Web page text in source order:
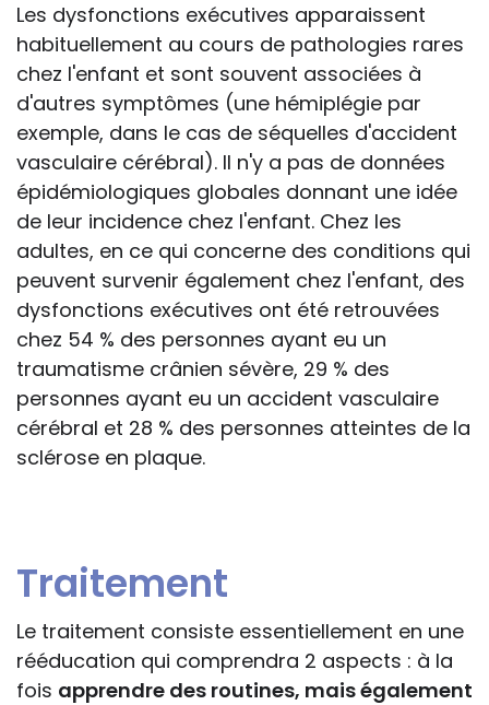
Les dysfonctions exécutives apparaissent
habituellement au cours de pathologies rares
chez l'enfant et sont souvent associées à
d'autres symptômes (une hémiplégie par
exemple, dans le cas de séquelles d'accident
vasculaire cérébral). Il n'y a pas de données
épidémiologiques globales donnant une idée
de leur incidence chez l'enfant. Chez les
adultes, en ce qui concerne des conditions qui
peuvent survenir également chez l'enfant, des
dysfonctions exécutives ont été retrouvées
chez 54 % des personnes ayant eu un
traumatisme crânien sévère, 29 % des
personnes ayant eu un accident vasculaire
cérébral et 28 % des personnes atteintes de la
sclérose en plaque.
Traitement
Le traitement consiste essentiellement en une
rééducation qui comprendra 2 aspects : à la
fois apprendre des routines, mais également